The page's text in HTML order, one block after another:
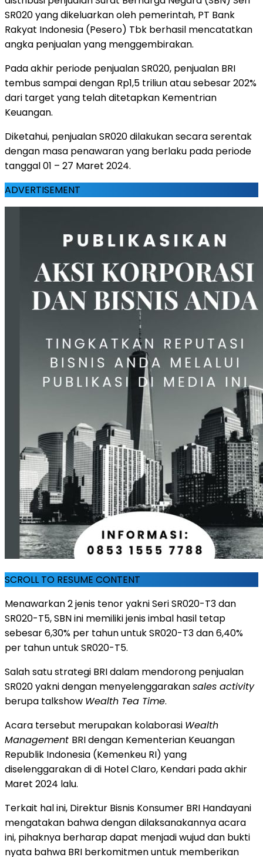
SR020 yang dikeluarkan oleh pemerintah, PT Bank
Rakyat Indonesia (Pesero) Tbk berhasil mencatatkan
angka penjualan yang menggembirakan.
Pada akhir periode penjualan SR020, penjualan BRI
tembus sampai dengan Rp1,5 triliun atau sebesar 202%
dari target yang telah ditetapkan Kementrian
Keuangan.
Diketahui, penjualan SR020 dilakukan secara serentak
dengan masa penawaran yang berlaku pada periode
tanggal 01 – 27 Maret 2024.
ADVERTISEMENT
SCROLL TO RESUME CONTENT
Menawarkan 2 jenis tenor yakni Seri SR020-T3 dan
SR020-T5, SBN ini memiliki jenis imbal hasil tetap
sebesar 6,30% per tahun untuk SR020-T3 dan 6,40%
per tahun untuk SR020-T5.
Salah satu strategi BRI dalam mendorong penjualan
SR020 yakni dengan menyelenggarakansales activity
berupa talkshow Wealth Tea Time.
Acara tersebut merupakan kolaborasi Wealth
Management BRI dengan Kementerian Keuangan
Republik Indonesia (Kemenkeu RI) yang
diselenggarakan di di Hotel Claro, Kendari pada akhir
Maret 2024 lalu.
Terkait hal ini, Direktur Bisnis Konsumer BRI Handayani
mengatakan bahwa dengan dilaksanakannya acara
ini, pihaknya berharap dapat menjadi wujud dan bukti
nyata bahwa BRI berkomitmen untuk memberikan